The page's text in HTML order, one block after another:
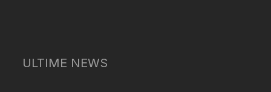
ULTIME NEWS